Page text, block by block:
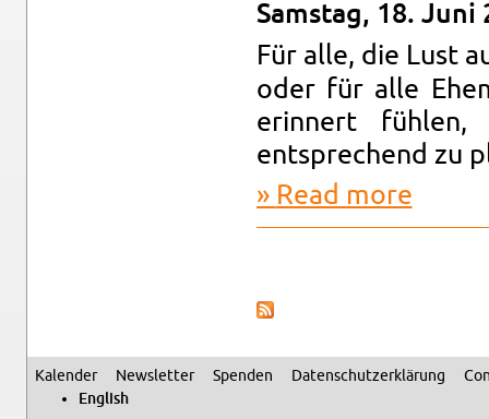
Sam­stag, 18. Juni
Für alle, die Lust
oder für alle
erin­nert
entsprechend zu
Read more
Sec­ondary menu
Kalen­der Newslet­ter Spenden Daten­schutzerklärung
Eng­lish